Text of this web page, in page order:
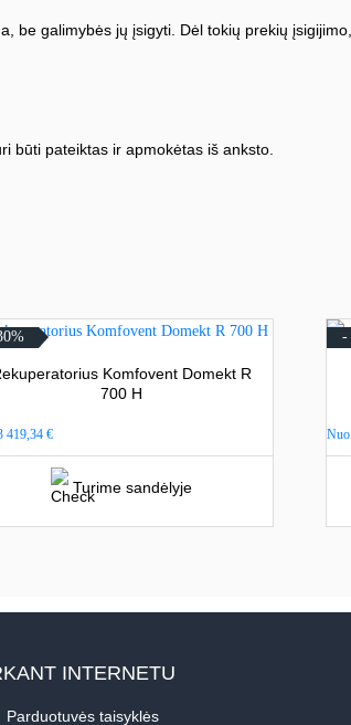
be galimybės jų įsigyti. Dėl tokių prekių
būti pateiktas ir apmokėtas iš anksto.
Komfovent Domekt R
700 H
419,34€
Turime sandėlyje
-
Nuo
INTERNETU
Parduotuvės taisyklės